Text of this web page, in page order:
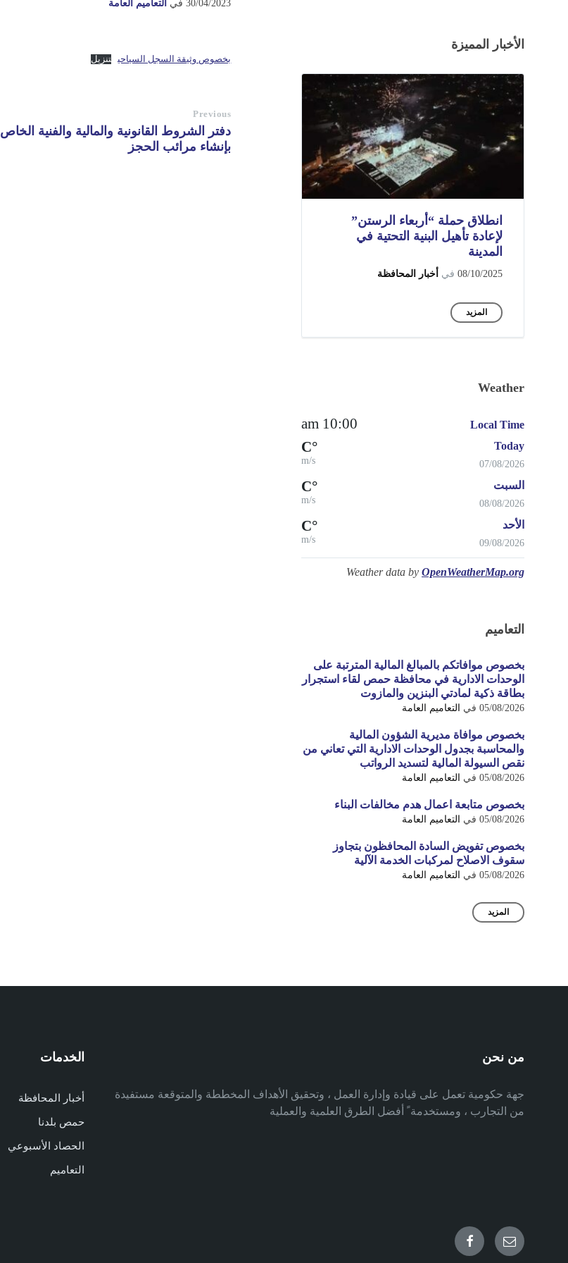
30/04/2023 في التعاميم العامة
بخصوص وثيقة السجل السياحي تنزيل
Previous
دفتر الشروط القانونية والمالية والفنية الخاص
بإنشاء مرائب الحجز
الأخبار المميزة
انطلاق حملة “أربعاء الرستن”
لإعادة تأهيل البنية التحتية في
المدينة
08/10/2025 في أخبار المحافظة
المزيد
Weather
Local Time
10:00 am
Today
07/08/2026
°C
m/s
السبت
08/08/2026
°C
m/s
الأحد
09/08/2026
°C
m/s
Weather data by OpenWeatherMap.org
التعاميم
بخصوص موافاتكم بالمبالغ المالية المترتبة على
الوحدات الادارية في محافظة حمص لقاء استجرار
بطاقة ذكية لمادتي البنزين والمازوت
05/08/2026 في التعاميم العامة
بخصوص موافاة مديرية الشؤون المالية
والمحاسبة بجدول الوحدات الادارية التي تعاني من
نقص السيولة المالية لتسديد الرواتب
05/08/2026 في التعاميم العامة
بخصوص متابعة اعمال هدم مخالفات البناء
05/08/2026 في التعاميم العامة
بخصوص تفويض السادة المحافظون بتجاوز
سقوف الاصلاح لمركبات الخدمة الآلية
05/08/2026 في التعاميم العامة
المزيد
من نحن
جهة حكومية تعمل على قيادة وإدارة العمل ، وتحقيق الأهداف المخططة والمتوقعة مستفيدة
من التجارب ، ومستخدمة ً أفضل الطرق العلمية والعملية
الخدمات
أخبار المحافظة
حمص بلدنا
الحصاد الأسبوعي
التعاميم
Email
Facebook